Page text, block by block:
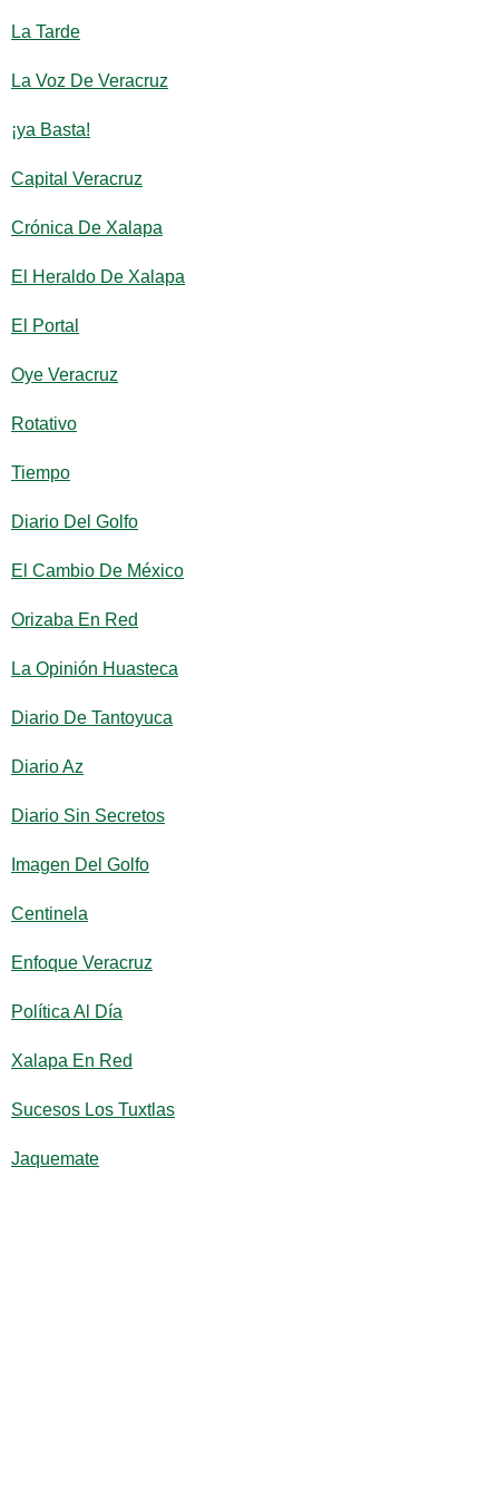
La Tarde
La Voz De Veracruz
¡ya Basta!
Capital Veracruz
Crónica De Xalapa
El Heraldo De Xalapa
El Portal
Oye Veracruz
Rotativo
Tiempo
Diario Del Golfo
El Cambio De México
Orizaba En Red
La Opinión Huasteca
Diario De Tantoyuca
Diario Az
Diario Sin Secretos
Imagen Del Golfo
Centinela
Enfoque Veracruz
Política Al Día
Xalapa En Red
Sucesos Los Tuxtlas
Jaquemate